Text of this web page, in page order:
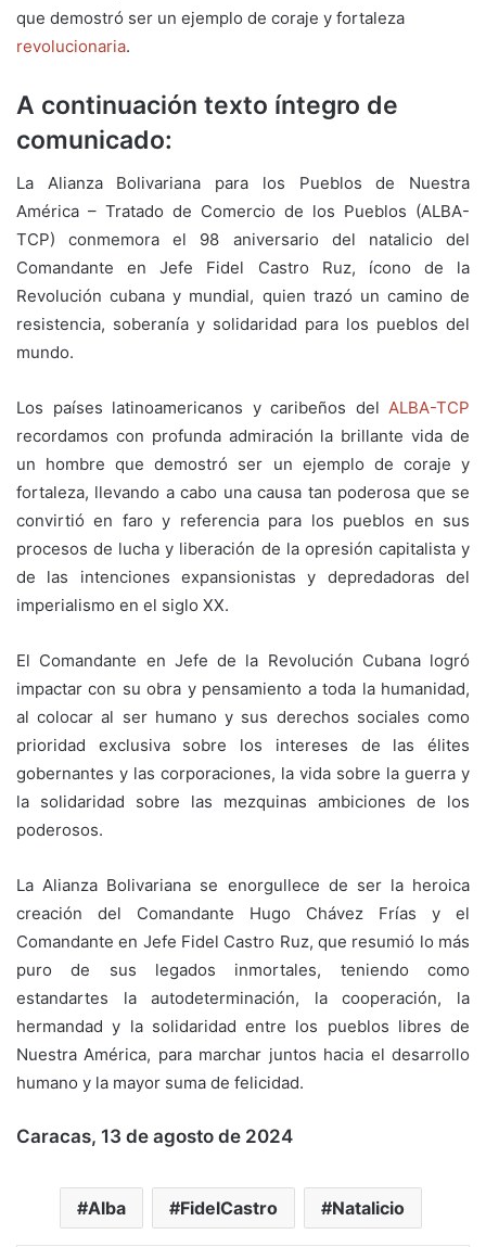
que demostró ser un ejemplo de coraje y fortaleza
revolucionaria.
A continuación texto íntegro de
comunicado:
La Alianza Bolivariana para los Pueblos de Nuestra
América – Tratado de Comercio de los Pueblos (ALBA-
TCP) conmemora el 98 aniversario del natalicio del
Comandante en Jefe Fidel Castro Ruz, ícono de la
Revolución cubana y mundial, quien trazó un camino de
resistencia, soberanía y solidaridad para los pueblos del
mundo.
Los países latinoamericanos y caribeños del ALBA-TCP
recordamos con profunda admiración la brillante vida de
un hombre que demostró ser un ejemplo de coraje y
fortaleza, llevando a cabo una causa tan poderosa que se
convirtió en faro y referencia para los pueblos en sus
procesos de lucha y liberación de la opresión capitalista y
de las intenciones expansionistas y depredadoras del
imperialismo en el siglo XX.
El Comandante en Jefe de la Revolución Cubana logró
impactar con su obra y pensamiento a toda la humanidad,
al colocar al ser humano y sus derechos sociales como
prioridad exclusiva sobre los intereses de las élites
gobernantes y las corporaciones, la vida sobre la guerra y
la solidaridad sobre las mezquinas ambiciones de los
poderosos.
La Alianza Bolivariana se enorgullece de ser la heroica
creación del Comandante Hugo Chávez Frías y el
Comandante en Jefe Fidel Castro Ruz, que resumió lo más
puro de sus legados inmortales, teniendo como
estandartes la autodeterminación, la cooperación, la
hermandad y la solidaridad entre los pueblos libres de
Nuestra América, para marchar juntos hacia el desarrollo
humano y la mayor suma de felicidad.
Caracas, 13 de agosto de 2024
Alba FidelCastro Natalicio